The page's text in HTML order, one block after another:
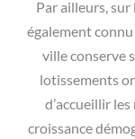
Par ailleurs,
également
ville conserve
lotissements
d’accueillir
croissance